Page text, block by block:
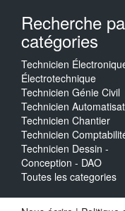
Recherche
catégories
Technicien
Électrotechnique
Technicien Génie Civil
Technicien
Technicien Chantier
Technicien
Technicien Dessin -
Conception - DAO
Toutes les categories